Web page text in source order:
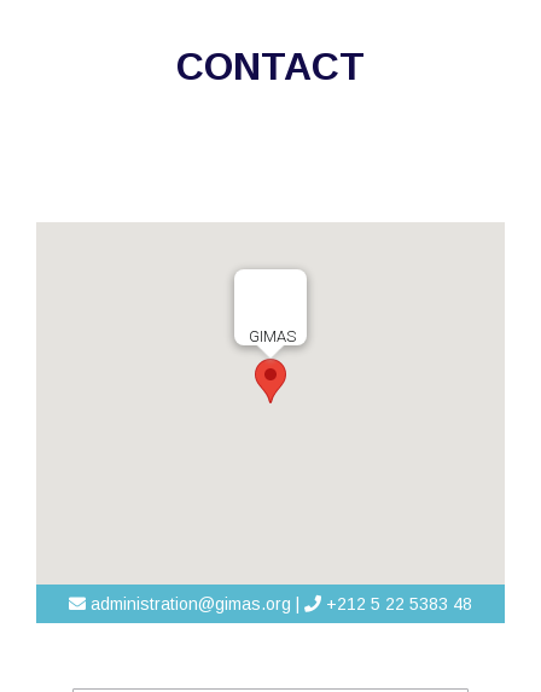
CONTACT
GIMAS
administration@gimas.org | +212 5 22 5383 48